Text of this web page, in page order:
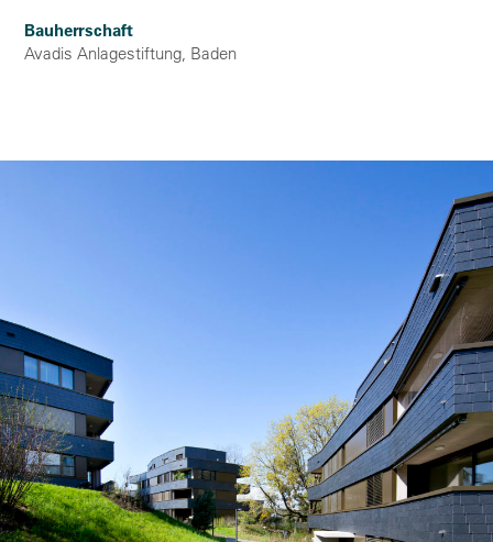
Bauherrschaft
Avadis Anlagestiftung, Baden